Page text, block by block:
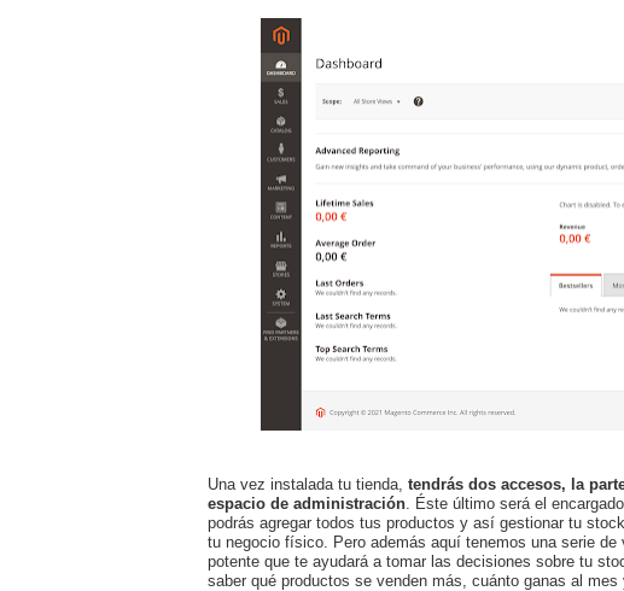
Una vez instalada tu tienda, tendrás dos accesos, la
espacio de administración . Éste último será el
podrás agregar todos tus productos y así gestionar tu
tu negocio físico. Pero además aquí tenemos una serie
potente que te ayudará a tomar las decisiones sobre tu
saber qué productos se venden más, cuánto ganas al